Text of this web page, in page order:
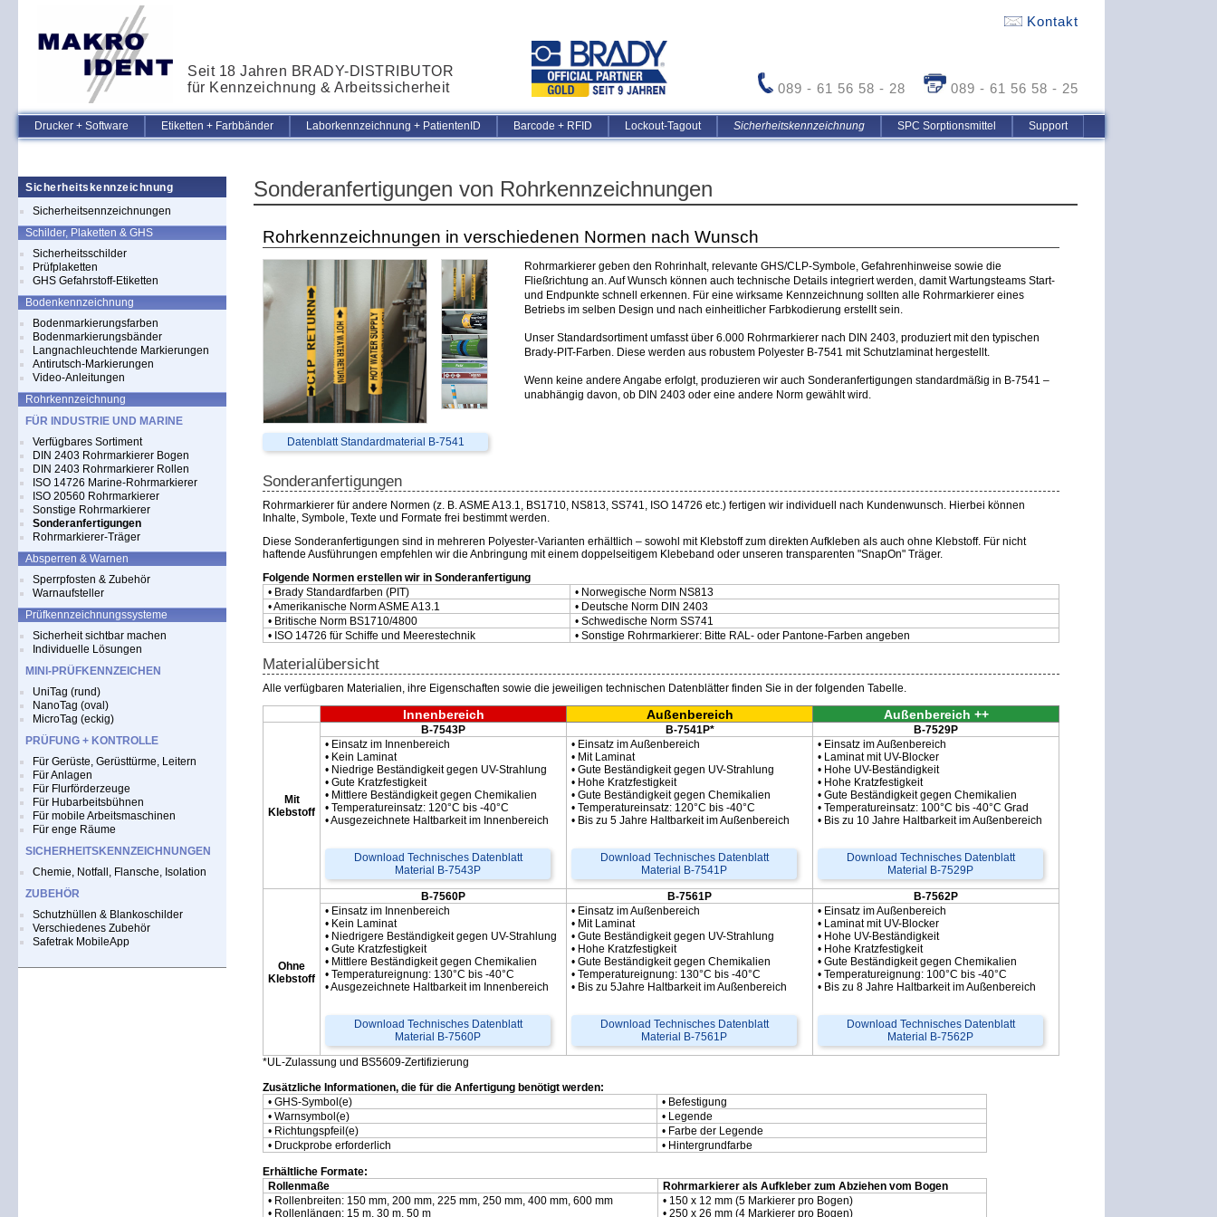
Seit 18 Jahren BRADY-DISTRIBUTOR
für Kennzeichnung & Arbeitssicherheit
Kontakt
089 - 61 56 58 - 28 089 - 61 56 58 - 25
Drucker + Software Etiketten + Farbbänder Laborkennzeichnung + PatientenID Barcode + RFID Lockout-Tagout Sicherheitskennzeichnung SPC Sorptionsmittel Support
Sicherheitskennzeichnung
Sicherheitsennzeichnungen
Schilder, Plaketten & GHS
Sicherheitsschilder
Prüfplaketten
GHS Gefahrstoff-Etiketten
Bodenkennzeichnung
Bodenmarkierungsfarben
Bodenmarkierungsbänder
Langnachleuchtende Markierungen
Antirutsch-Markierungen
Video-Anleitungen
Rohrkennzeichnung
FÜR INDUSTRIE UND MARINE
Verfügbares Sortiment
DIN 2403 Rohrmarkierer Bogen
DIN 2403 Rohrmarkierer Rollen
ISO 14726 Marine-Rohrmarkierer
ISO 20560 Rohrmarkierer
Sonstige Rohrmarkierer
Sonderanfertigungen
Rohrmarkierer-Träger
Absperren & Warnen
Sperrpfosten & Zubehör
Warnaufsteller
Prüfkennzeichnungssysteme
Sicherheit sichtbar machen
Individuelle Lösungen
MINI-PRÜFKENNZEICHEN
UniTag (rund)
NanoTag (oval)
MicroTag (eckig)
PRÜFUNG + KONTROLLE
Für Gerüste, Gerüsttürme, Leitern
Für Anlagen
Für Flurförderzeuge
Für Hubarbeitsbühnen
Für mobile Arbeitsmaschinen
Für enge Räume
SICHERHEITSKENNZEICHNUNGEN
Chemie, Notfall, Flansche, Isolation
ZUBEHÖR
Schutzhüllen & Blankoschilder
Verschiedenes Zubehör
Safetrak MobileApp
Sonderanfertigungen von Rohrkennzeichnungen
Rohrkennzeichnungen in verschiedenen Normen nach Wunsch
Datenblatt Standardmaterial B-7541
Rohrmarkierer geben den Rohrinhalt, relevante GHS/CLP-Symbole, Gefahrenhinweise sowie die
Fließrichtung an. Auf Wunsch können auch technische Details integriert werden, damit Wartungsteams Start-
und Endpunkte schnell erkennen. Für eine wirksame Kennzeichnung sollten alle Rohrmarkierer eines
Betriebs im selben Design und nach einheitlicher Farbkodierung erstellt sein.
Unser Standardsortiment umfasst über 6.000 Rohrmarkierer nach DIN 2403, produziert mit den typischen
Brady-PIT-Farben. Diese werden aus robustem Polyester B-7541 mit Schutzlaminat hergestellt.
Wenn keine andere Angabe erfolgt, produzieren wir auch Sonderanfertigungen standardmäßig in B-7541 –
unabhängig davon, ob DIN 2403 oder eine andere Norm gewählt wird.
Sonderanfertigungen
Rohrmarkierer für andere Normen (z. B. ASME A13.1, BS1710, NS813, SS741, ISO 14726 etc.) fertigen wir individuell nach Kundenwunsch. Hierbei können
Inhalte, Symbole, Texte und Formate frei bestimmt werden.
Diese Sonderanfertigungen sind in mehreren Polyester-Varianten erhältlich – sowohl mit Klebstoff zum direkten Aufkleben als auch ohne Klebstoff. Für nicht
haftende Ausführungen empfehlen wir die Anbringung mit einem doppelseitigem Klebeband oder unseren transparenten "SnapOn" Träger.
Folgende Normen erstellen wir in Sonderanfertigung
• Brady Standardfarben (PIT)
• Norwegische Norm NS813
• Amerikanische Norm ASME A13.1
• Deutsche Norm DIN 2403
• Britische Norm BS1710/4800
• Schwedische Norm SS741
• ISO 14726 für Schiffe und Meerestechnik
• Sonstige Rohrmarkierer: Bitte RAL- oder Pantone-Farben angeben
Materialübersicht
Alle verfügbaren Materialien, ihre Eigenschaften sowie die jeweiligen technischen Datenblätter finden Sie in der folgenden Tabelle.
Innenbereich Außenbereich Außenbereich ++
Mit
Klebstoff
B-7543P B-7541P*
B-7529P
• Einsatz im Innenbereich
• Kein Laminat
• Niedrige Beständigkeit gegen UV-Strahlung
• Gute Kratzfestigkeit
• Mittlere Beständigkeit gegen Chemikalien
• Temperatureinsatz: 120°C bis -40°C
• Ausgezeichnete Haltbarkeit im Innenbereich
Download Technisches Datenblatt
Material B-7543P
• Einsatz im Außenbereich
• Mit Laminat
• Gute Beständigkeit gegen UV-Strahlung
• Hohe Kratzfestigkeit
• Gute Beständigkeit gegen Chemikalien
• Temperatureinsatz: 120°C bis -40°C
• Bis zu 5 Jahre Haltbarkeit im Außenbereich
Download Technisches Datenblatt
Material B-7541P
• Einsatz im Außenbereich
• Laminat mit UV-Blocker
• Hohe UV-Beständigkeit
• Hohe Kratzfestigkeit
• Gute Beständigkeit gegen Chemikalien
• Temperatureinsatz: 100°C bis -40°C Grad
• Bis zu 10 Jahre Haltbarkeit im Außenbereich
Download Technisches Datenblatt
Material B-7529P
Ohne
Klebstoff
B-7560P B-7561P
B-7562P
• Einsatz im Innenbereich
• Kein Laminat
• Niedrigere Beständigkeit gegen UV-Strahlung
• Gute Kratzfestigkeit
• Mittlere Beständigkeit gegen Chemikalien
• Temperatureignung: 130°C bis -40°C
• Ausgezeichnete Haltbarkeit im Innenbereich
Download Technisches Datenblatt
Material B-7560P
• Einsatz im Außenbereich
• Mit Laminat
• Gute Beständigkeit gegen UV-Strahlung
• Hohe Kratzfestigkeit
• Gute Beständigkeit gegen Chemikalien
• Temperatureignung: 130°C bis -40°C
• Bis zu 5Jahre Haltbarkeit im Außenbereich
Download Technisches Datenblatt
Material B-7561P
• Einsatz im Außenbereich
• Laminat mit UV-Blocker
• Hohe UV-Beständigkeit
• Hohe Kratzfestigkeit
• Gute Beständigkeit gegen Chemikalien
• Temperatureignung: 100°C bis -40°C
• Bis zu 8 Jahre Haltbarkeit im Außenbereich
Download Technisches Datenblatt
Material B-7562P
*UL-Zulassung und BS5609-Zertifizierung
Zusätzliche Informationen, die für die Anfertigung benötigt werden:
• GHS-Symbol(e)
• Befestigung
• Warnsymbol(e)
• Legende
• Richtungspfeil(e)
• Farbe der Legende
• Druckprobe erforderlich
• Hintergrundfarbe
Erhältliche Formate:
Rollenmaße
Rohrmarkierer als Aufkleber zum Abziehen vom Bogen
• Rollenbreiten: 150 mm, 200 mm, 225 mm, 250 mm, 400 mm, 600 mm
• Rollenlängen: 15 m, 30 m, 50 m
• 150 x 12 mm (5 Markierer pro Bogen)
• 250 x 26 mm (4 Markierer pro Bogen)